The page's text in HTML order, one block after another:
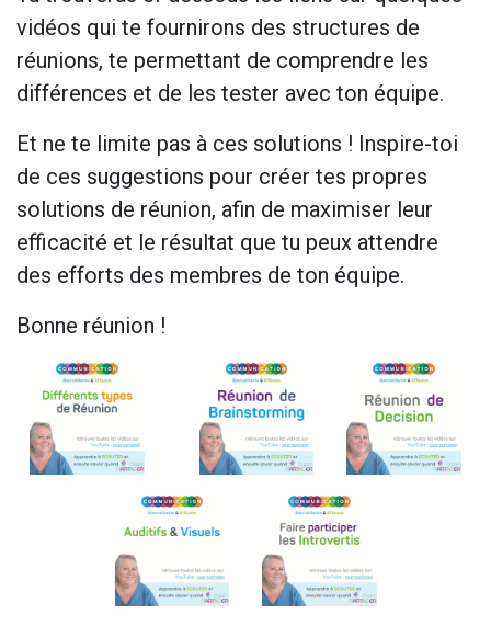
vidéos qui te fournirons des structures de
réunions, te permettant de comprendre les
différences et de les tester avec ton équipe.
Et ne te limite pas à ces solutions ! Inspire-toi
de ces suggestions pour créer tes propres
solutions de réunion, afin de maximiser leur
efficacité et le résultat que tu peux attendre
des efforts des membres de ton équipe.
Bonne réunion !